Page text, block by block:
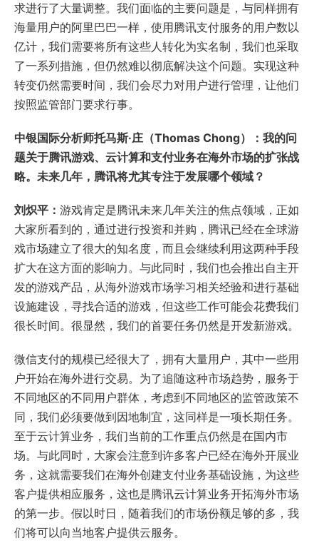
求进行了大量调整。我们面临的主要问题是，与同样拥有
海量用户的阿里巴巴一样，使用腾讯支付服务的用户数以
亿计，我们需要将所有这些人转化为实名制，我们也采取
了一系列措施，但仍然难以彻底解决这个问题。实现这种
转变仍然需要时间，我们会尽力对用户进行管理，让他们
按照监管部门要求行事。
中银国际分析师托马斯·庄（Thomas Chong）：我的问
题关于腾讯游戏、云计算和支付业务在海外市场的扩张战
略。未来几年，腾讯将尤其专注于发展哪个领域？
刘炽平： 游戏肯定是腾讯未来几年关注的焦点领域，正如
大家所看到的，通过进行投资和并购，腾讯已经在全球游
戏市场建立了很大的知名度，而且会继续利用这两种手段
扩大在这方面的影响力。与此同时，我们也会推出自主开
发的游戏产品，从海外游戏市场学习相关经验和进行基础
设施建设，寻找合适的游戏，但这些工作可能会花费我们
很长时间。很显然，我们的首要任务仍然是开发新游戏。
微信支付的规模已经很大了，拥有大量用户，其中一些用
户开始在海外进行交易。为了追随这种市场趋势，服务于
不同地区的不同用户群体，考虑到不同地区的监管政策不
同，我们必须要做到因地制宜，这同样是一项长期任务。
至于云计算业务，我们当前的工作重点仍然是在国内市
场。与此同时，大家会注意到许多客户已经在海外开展业
务，这就需要我们在海外创建支付业务基础设施，为这些
客户提供相应服务，这也是腾讯云计算业务开拓海外市场
的第一步。假以时日，随着我们的市场份额足够的多，我
们将可以向当地客户提供云服务。